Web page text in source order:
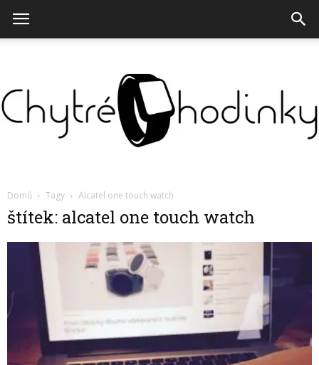
hodinky
Domů Tagy Alcatel one touch watch
štítek: alcatel one touch watch